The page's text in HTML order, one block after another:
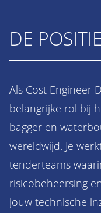
DE POSITIE
Als Cost Engineer
belangrijke rol bij
bagger en
wereldwijd. Je
tenderteams
risicobeheersing
jouw technische